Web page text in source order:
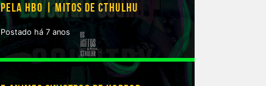
PELA HBO | MITOS DE CTHULHU
Postado há 7 anos